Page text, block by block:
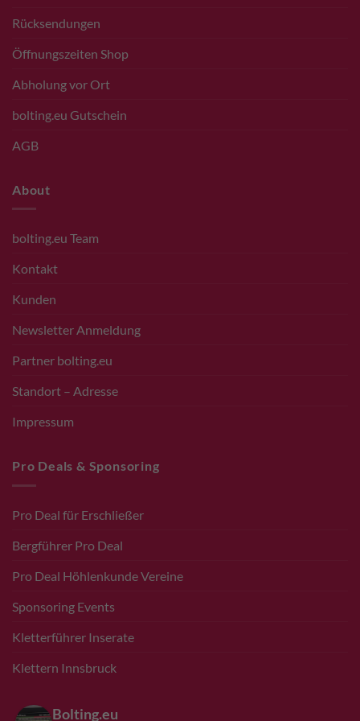
Rücksendungen
Öffnungszeiten Shop
Abholung vor Ort
bolting.eu Gutschein
AGB
About
bolting.eu Team
Kontakt
Kunden
Newsletter Anmeldung
Partner bolting.eu
Standort – Adresse
Impressum
Pro Deals & Sponsoring
Pro Deal für Erschließer
Bergführer Pro Deal
Pro Deal Höhlenkunde Vereine
Sponsoring Events
Kletterführer Inserate
Klettern Innsbruck
Bolting.eu